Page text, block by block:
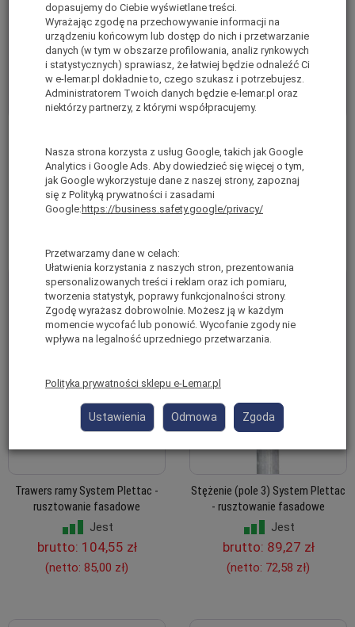
- rusztowanie fasadowe
Jest
brutto:20,00 zł
(netto:16,26 zł)
System Plettac - rusztowanie
fasadowe
brutto:
Trawers ramy System Plettac -
rusztowanie fasadowe
Jest
brutto: 104,55 zł
(netto: 85,00 zł)
Stężenie (pole 3) System Plettac
- rusztowanie fasadowe
Jest
brutto: 89,27 zł
(netto: 72,58 zł)
dopasujemy do Ciebie wyświetlane treści.
Wyrażając zgodę na przechowywanie informacji na
urządzeniu końcowym lub dostęp do nich i przetwarzanie
danych (w tym w obszarze profilowania, analiz rynkowych
i statystycznych) sprawiasz, że łatwiej będzie odnaleźć Ci
w e-lemar.pl dokładnie to, czego szukasz i potrzebujesz.
Administratorem Twoich danych będzie e-lemar.pl oraz
niektórzy partnerzy, z którymi współpracujemy.
Nasza strona korzysta z usług Google, takich jak Google
Analytics i Google Ads. Aby dowiedzieć się więcej o tym,
jak Google wykorzystuje dane z naszej strony, zapoznaj
się z Polityką prywatności i zasadami
Google:https://business.safety.google/privacy/
Przetwarzamy dane w celach:
Ułatwienia korzystania z naszych stron, prezentowania
spersonalizowanych treści i reklam oraz ich pomiaru,
tworzenia statystyk, poprawy funkcjonalności strony.
Zgodę wyrażasz dobrowolnie. Możesz ją w każdym
momencie wycofać lub ponowić. Wycofanie zgody nie
wpływa na legalność uprzedniego przetwarzania.
Polityka prywatności sklepu e-Lemar.pl
Ustawienia Odmowa Zgoda